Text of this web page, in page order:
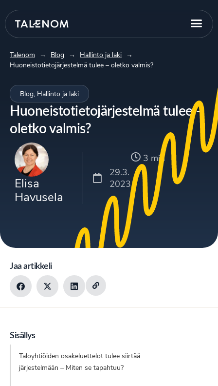
Talenom → Blog → Hallinto ja laki →
Huoneistotietojärjestelmä tulee – oletko valmis?
Blog, Hallinto ja laki
Huoneistotietojärjestelmä tulee –
oletko valmis?
Elisa
Havusela
29.3.
2023
3 min
Jaa artikkeli
Sisällys
Taloyhtiöiden osakeluettelot tulee siirtää
järjestelmään – Miten se tapahtuu?